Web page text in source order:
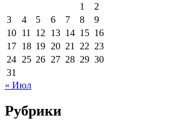
1
2
3
4 5 6 7 8
9
10 11 12 13 14 15 16
17 18 19 20 21 22 23
24 25 26 27 28 29 30
31
« Июл
Рубрики